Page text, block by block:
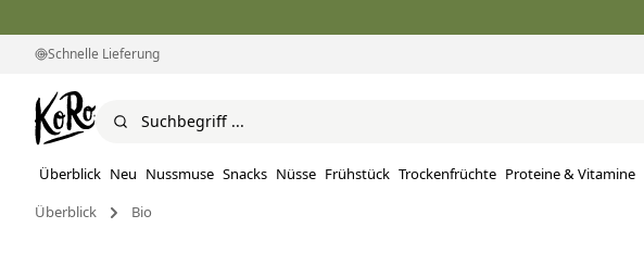
Schnelle Lieferung
Überblick Neu Nussmuse Snacks Nüsse Frühstück Trockenfrüchte Proteine ​​& Vitamine
Überblick
Bio